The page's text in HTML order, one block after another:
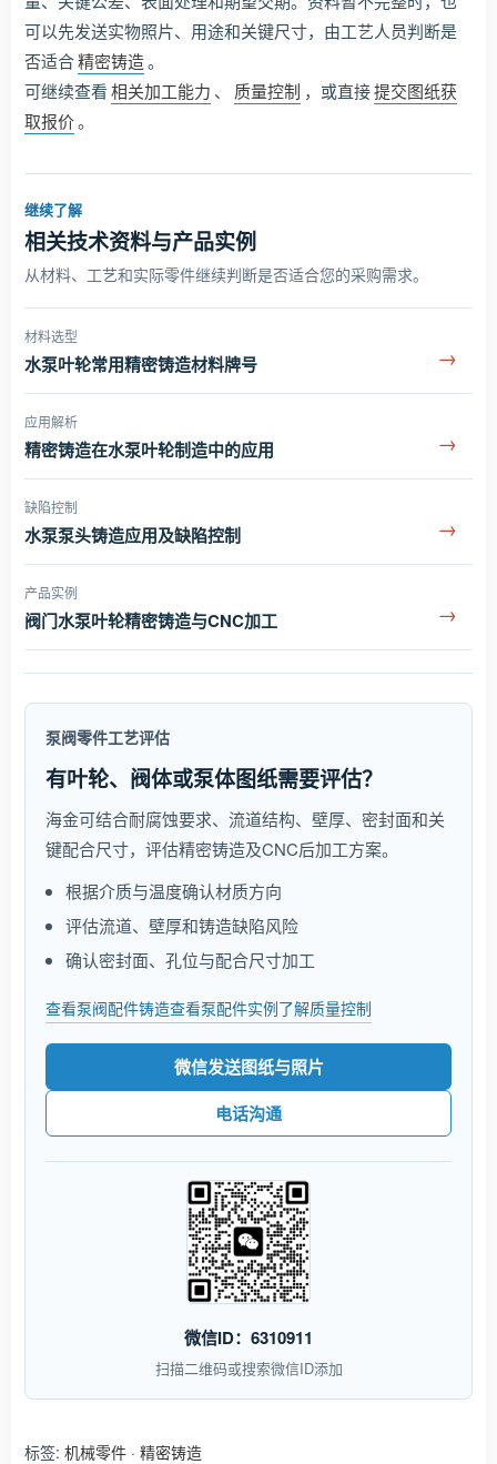
可以先发送实物照片、用途和关键尺寸，由工艺人员判断是
否适合精密铸造。
可继续查看相关加工能力 、 质量控制 ，或直接提交图纸获
取报价。
继续了解
相关技术资料与产品实例
从材料、工艺和实际零件继续判断是否适合您的采购需求。
材料选型
水泵叶轮常用精密铸造材料牌号 →
应用解析
精密铸造在水泵叶轮制造中的应用 →
缺陷控制
水泵泵头铸造应用及缺陷控制 →
产品实例
阀门水泵叶轮精密铸造与CNC加工 →
泵阀零件工艺评估
有叶轮、阀体或泵体图纸需要评估？
海金可结合耐腐蚀要求、流道结构、壁厚、密封面和关
键配合尺寸，评估精密铸造及CNC后加工方案。
根据介质与温度确认材质方向
评估流道、壁厚和铸造缺陷风险
确认密封面、孔位与配合尺寸加工
查看泵阀配件铸造查看泵配件实例了解质量控制
微信发送图纸与照片
电话沟通
微信ID：6310911
扫描二维码或搜索微信ID添加
标签: 机械零件 · 精密铸造